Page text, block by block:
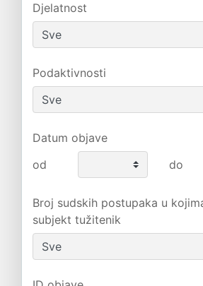
Djelatnost
Podaktivnosti
Datum objave
od
do
Broj sudskih postupaka u
subjekt tužitenik